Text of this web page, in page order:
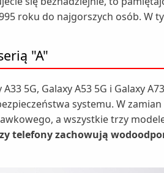
roku do najgorszych osób. W
"A"
5G, Galaxy A53 5G i Galaxy
systemu. W
a wszystkie trzy
telefony zachowują